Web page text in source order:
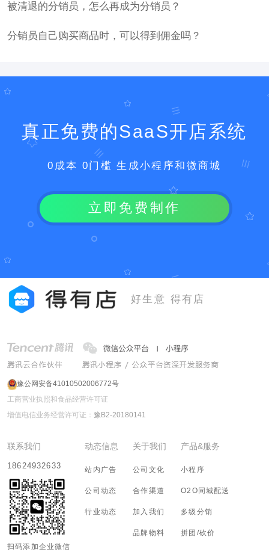
被清退的分销员，怎么再成为分销员？
分销员自己购买商品时，可以得到佣金吗？
真正免费的SaaS开店系统
0成本 0门槛 生成小程序和微商城
立即免费制作
好生意 得有店
豫公网安备41010502006772号
工商营业执照和食品经营许可证
增值电信业务经营许可证： 豫B2-20180141
联系我们
18624932633
扫码添加企业微信
动态信息
站内广告
公司动态
行业动态
关于我们
公司文化
合作渠道
加入我们
品牌物料
产品&服务
小程序
O2O同城配送
多级分销
拼团/砍价